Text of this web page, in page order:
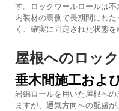
す。ロックウールロールは
内装材の裏側で長期間にわ
く、確実に固定された状態を
屋根へのロッ
垂木間施工およ
岩綿ロールを用いた屋根へ
ますが、通気方向への配慮